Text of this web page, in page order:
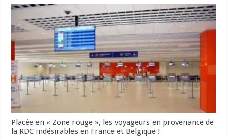
Placée en « Zone rouge », les voyageurs en provenance de
la RDC indésirables en France et Belgique !